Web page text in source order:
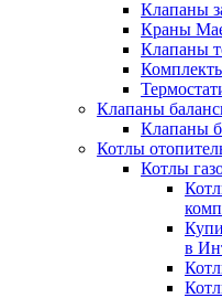
Клапаны
Краны
Клапаны
Клапаны
Клапаны
Котлы
Котлы
в